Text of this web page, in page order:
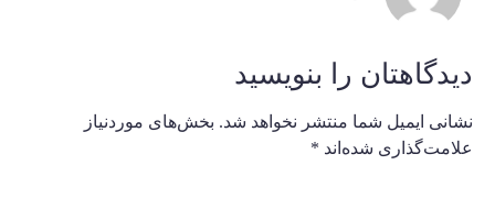
دیدگاهتان را بنویسید
نشانی ایمیل شما منتشر نخواهد شد. بخش‌های موردنیاز
علامت‌گذاری شده‌اند *